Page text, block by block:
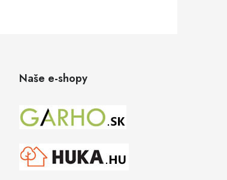
Naše e-shopy